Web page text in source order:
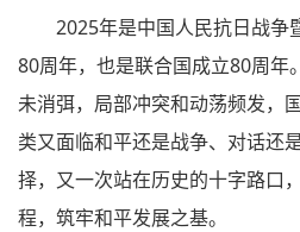
2025年是中国人民抗日战争
80周年，也是联合国成立80周年
未消弭，局部冲突和动荡频发，
类又面临和平还是战争、对话还
择，又一次站在历史的十字路口
程，筑牢和平发展之基。